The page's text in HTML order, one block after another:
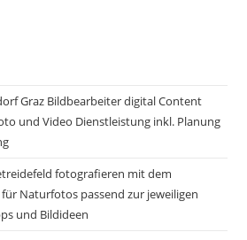
Graz Bildbearbeiter digital Content
und Video Dienstleistung inkl. Planung
fotografieren mit dem
Naturfotos passend zur jeweiligen
und Bildideen